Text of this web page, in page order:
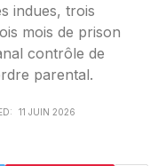
indues, trois
mois de prison
contrôle de
parental.
11 JUIN 2026